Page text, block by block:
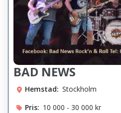
BAD NEWS
Hemstad: Stockholm
Pris: 10 000 - 30 000 kr